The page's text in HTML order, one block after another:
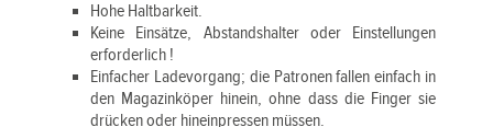
Hohe Haltbarkeit.
Keine Einsätze, Abstandshalter oder Einstellungen
erforderlich !
Einfacher Ladevorgang; die Patronen fallen einfach in
den Magazinköper hinein, ohne dass die Finger sie
drücken oder hineinpressen müssen.